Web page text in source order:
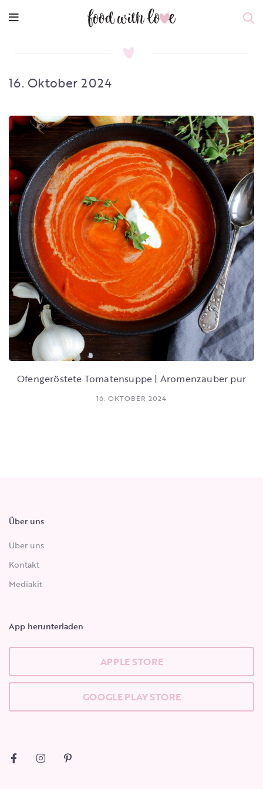
16. Oktober 2024
Ofengeröstete Tomatensuppe | Aromenzauber pur
16. OKTOBER 2024
Über uns
Über uns
Kontakt
Mediakit
App herunterladen
APPLE STORE
GOOGLE PLAY STORE